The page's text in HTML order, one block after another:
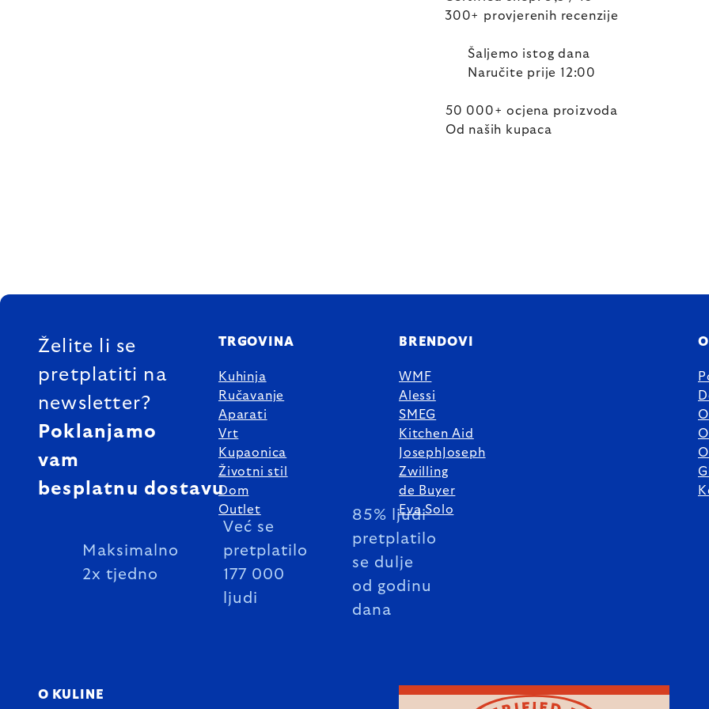
300+ provjerenih recenzije
Šaljemo istog dana
Naručite prije 12:00
50 000+ ocjena proizvoda
Od naših kupaca
FOOTER
Želite li se
pretplatiti na
newsletter?
Poklanjamo
vam
besplatnu dostavu
Maksimalno
2x tjedno
Već se
pretplatilo
177 000
ljudi
85% ljudi
pretplatilo
se dulje
od godinu
dana
TRGOVINA
Kuhinja
Ručavanje
Aparati
Vrt
Kupaonica
Životni stil
Dom
Outlet
BRENDOVI
WMF
Alessi
SMEG
Kitchen Aid
JosephJoseph
Zwilling
de Buyer
Eva Solo
O KULINE